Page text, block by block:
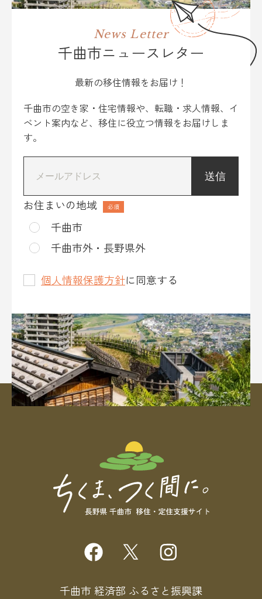
News Letter
千曲市ニュースレター
最新の移住情報をお届け！
千曲市の空き家・住宅情報や、転職・求人情報、イ
ベント案内など、移住に役立つ情報をお届けしま
す。
お住まいの地域
千曲市
千曲市外・長野県外
個人情報保護方針に同意する
千曲市 経済部 ふるさと振興課